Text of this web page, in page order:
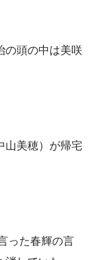
の頭の中は美咲
山美穂）が帰宅
った春輝の言